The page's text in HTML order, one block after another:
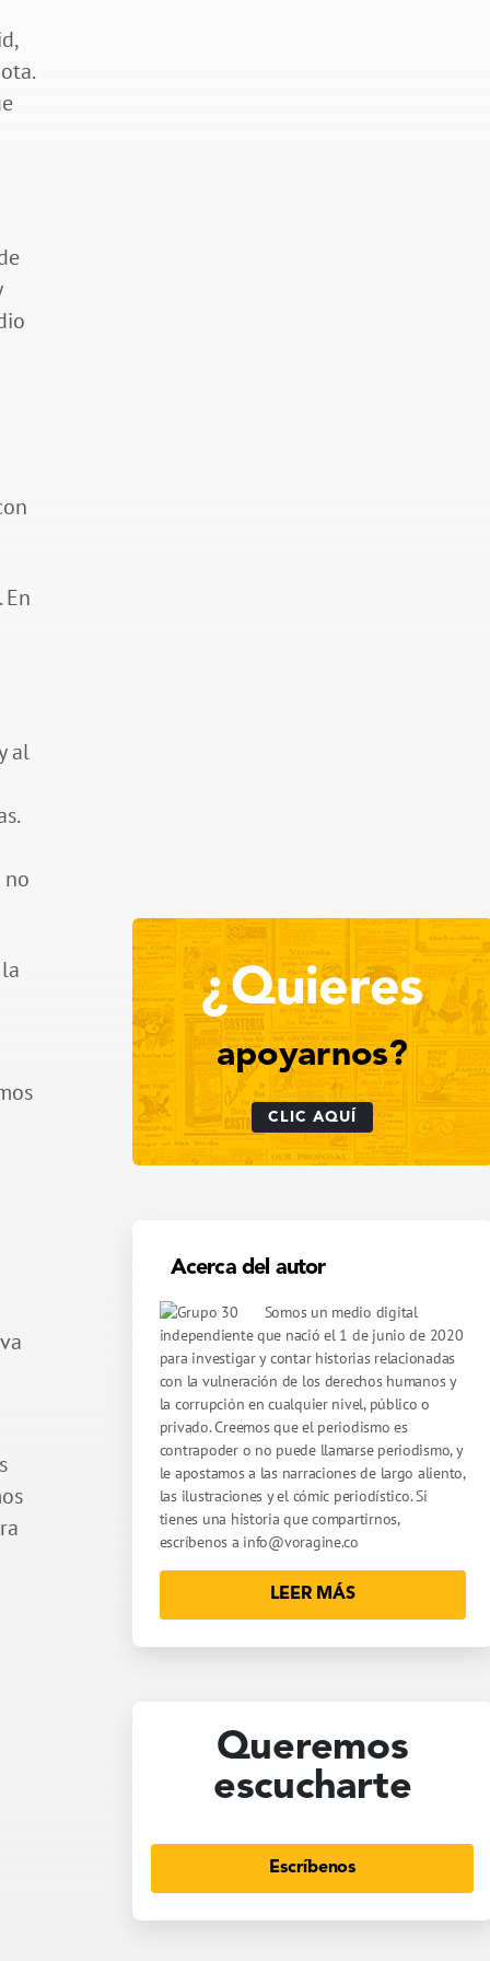
. En
al
¿Quieres
apoyarnos?
CLIC AQUÍ
Acerca del autor
Somos un medio digital
independiente que nació el 1 de junio de 2020
para investigar y contar historias relacionadas
con la vulneración de los derechos humanos y
la corrupción en cualquier nivel, público o
privado. Creemos que el periodismo es
contrapoder o no puede llamarse periodismo, y
le apostamos a las narraciones de largo aliento,
las ilustraciones y el cómic periodístico. Si
tienes una historia que compartirnos,
escríbenos a info@voragine.co
LEER MÁS
Queremos
escucharte
Escríbenos